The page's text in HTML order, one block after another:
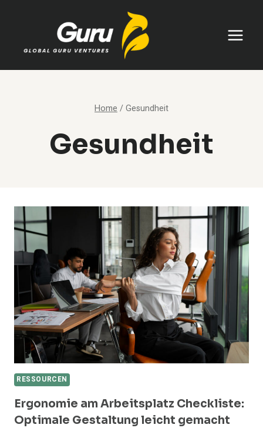
Home /Gesundheit
Gesundheit
RESSOURCEN
Ergonomie am Arbeitsplatz Checkliste:
Optimale Gestaltung leicht gemacht